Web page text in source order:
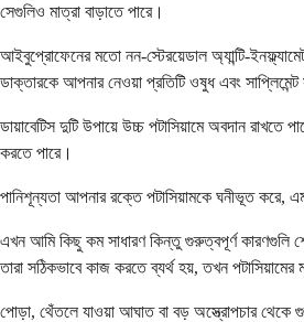
সেগুলিও মাত্রা বাড়াতে পারে।
আইবুপ্রোফেনের মতো নন-স্টেরয়েডাল অ্যান্টি-
ডাক্তারকে আপনার নেওয়া প্রতিটি ওষুধ এবং
ডায়াবেটিস দুটি উপায়ে উচ্চ পটাসিয়ামে অবদান রাখতে
করতে পারে।
পানিশূন্যতা আপনার রক্তে পটাসিয়ামকে ঘনীভূত করে,
এখন আমি কিছু কম সাধারণ কিন্তু গুরুত্বপূর্ণ কারণগুলি
তারা সঠিকভাবে কাজ করতে ব্যর্থ হয়, তখন পটাসিয়ামের
পোড়া, থেঁতলে যাওয়া আঘাত বা বড় অস্ত্রোপচার থেকে